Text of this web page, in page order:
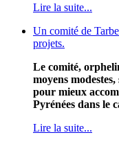
Lire la suite...
Un comité de
projets.
Le comité,
moyens
pour mieux
Pyrénées dans le
Lire la suite...